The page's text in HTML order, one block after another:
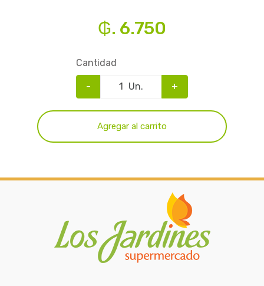
₲. 6.750
Cantidad
- Un. +
Agregar al carrito